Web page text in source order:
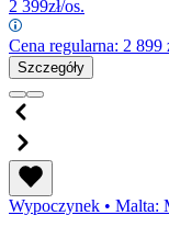
2 399zł/os.
Cena regularna: 2 899
Szczegóły
Wypoczynek • Malta: